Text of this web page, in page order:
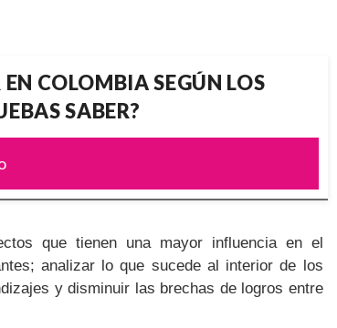
COLOMBIA SEGÚN LOS
SABER?
que tienen una mayor influencia en el
analizar lo que sucede al interior de los
y disminuir las brechas de logros entre